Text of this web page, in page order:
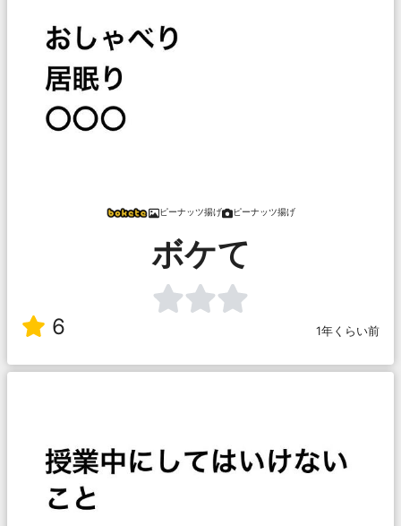
ピーナッツ揚げ ピーナッツ揚げ
ボケて
6 1年くらい前